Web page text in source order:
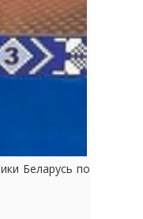
Беларусь по